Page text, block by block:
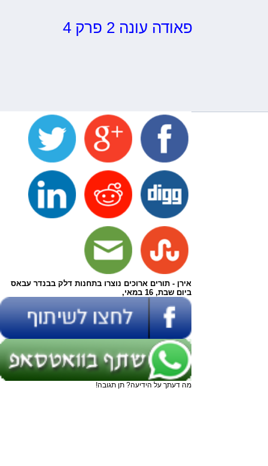
פאודה עונה 2 פרק 4
אירן - תורים ארוכים נוצרו בתחנות דלק בבנדר עבאס
ביום שבת, 16 במאי,
מה דעתך על הידיעה? תן תגובה!